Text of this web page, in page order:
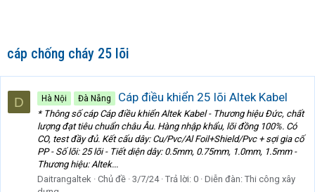
cáp chống cháy 25 lõi
D Hà Nội Đà Nẵng Cáp điều khiển 25 lõi Altek Kabel
* Thông số cáp Cáp điều khiển Altek Kabel - Thương hiệu Đức, chất
lượng đạt tiêu chuẩn châu Âu. Hàng nhập khẩu, lõi đồng 100%. Có
CO, test đầy đủ. Kết cấu dây: Cu/Pvc/Al Foil+Shield/Pvc + sợi gia cố
PP - Số lõi: 25 lõi - Tiết diện dây: 0.5mm, 0.75mm, 1.0mm, 1.5mm -
Thương hiệu: Altek...
Daitrangaltek Chủ đề 3/7/24 Trả lời: 0 Diễn đàn: Thi công xây